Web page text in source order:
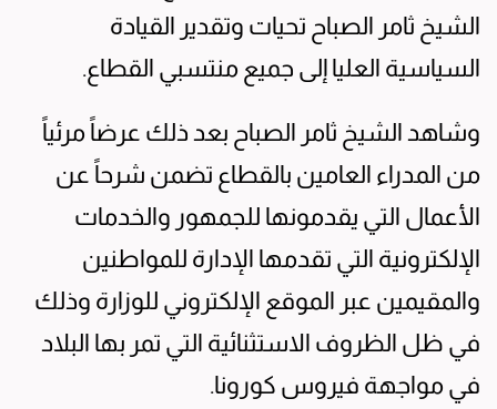
الشيخ ثامر الصباح تحيات وتقدير القيادة
السياسية العليا إلى جميع منتسبي القطاع.
وشاهد الشيخ ثامر الصباح بعد ذلك عرضاً مرئياً
من المدراء العامين بالقطاع تضمن شرحاً عن
الأعمال التي يقدمونها للجمهور والخدمات
الإلكترونية التي تقدمها الإدارة للمواطنين
والمقيمين عبر الموقع الإلكتروني للوزارة وذلك
في ظل الظروف الاستثنائية التي تمر بها البلاد
في مواجهة فيروس كورونا.